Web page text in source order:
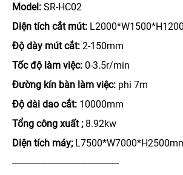
Model: SR-HC02
Diện tích cắt mút:
Độ dày mút cắt: 2-150mm
Tốc độ làm việc: 0-3.5r/min
Đường kín bàn làm việc: phi 7m
Độ dài dao cắt: 10000mm
Tổng công xuất ;8.92kw
Diện tích máy;
--------------------------------------------